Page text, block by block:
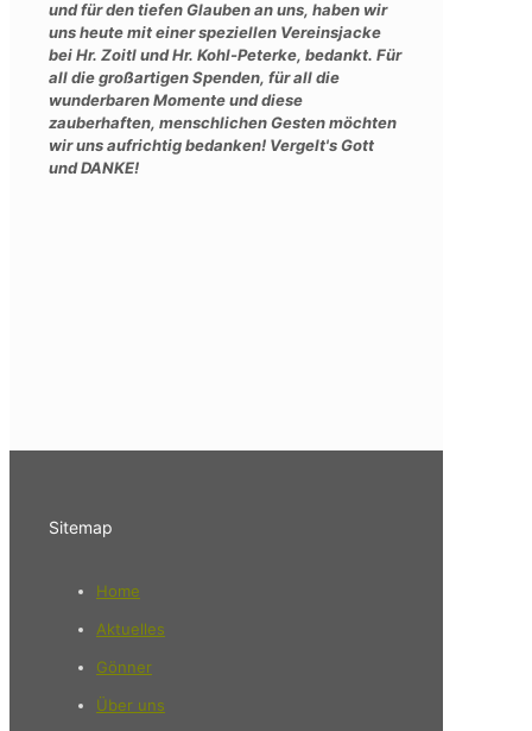
und für den tiefen Glauben an uns, haben wir
uns heute mit einer speziellen Vereinsjacke
bei Hr. Zoitl und Hr. Kohl-Peterke, bedankt. Für
all die großartigen Spenden, für all die
wunderbaren Momente und diese
zauberhaften, menschlichen Gesten möchten
wir uns aufrichtig bedanken! Vergelt's Gott
und DANKE!
Sitemap
Home
Aktuelles
Gönner
Über uns